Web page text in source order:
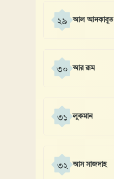
২৯ আল আনকাবূত
৩০ আর রূম
৩১ লুকমান
৩২ আস সাজদাহ